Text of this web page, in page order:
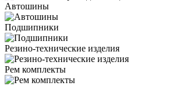
Автошины
Подшипники
Резино-технические изделия
Рем комплекты